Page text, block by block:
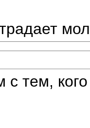
с тем,